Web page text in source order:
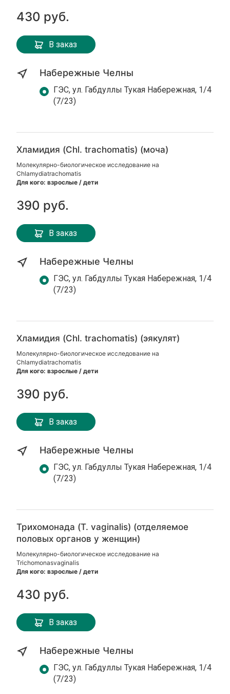
430 руб.
В заказ
Набережные Челны
ГЭС, ул. Габдуллы Тукая Набережная, 1/4
(7/23)
Хламидия (Chl. trachomatis) (моча)
Молекулярно-биологическое исследование на
Chlamydiatrachomatis
Для кого: взрослые / дети
390 руб.
В заказ
Набережные Челны
ГЭС, ул. Габдуллы Тукая Набережная, 1/4
(7/23)
Хламидия (Chl. trachomatis) (эякулят)
Молекулярно-биологическое исследование на
Chlamydiatrachomatis
Для кого: взрослые / дети
390 руб.
В заказ
Набережные Челны
ГЭС, ул. Габдуллы Тукая Набережная, 1/4
(7/23)
Трихомонада (T. vaginalis) (отделяемое
половых органов у женщин)
Молекулярно-биологическое исследование на
Trichomonasvaginalis
Для кого: взрослые / дети
430 руб.
В заказ
Набережные Челны
ГЭС, ул. Габдуллы Тукая Набережная, 1/4
(7/23)